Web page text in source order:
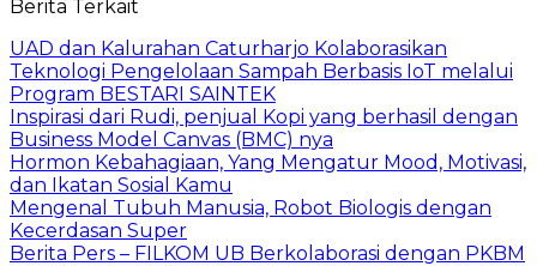
Berita Terkait
UAD dan Kalurahan Caturharjo Kolaborasikan
Teknologi Pengelolaan Sampah Berbasis IoT melalui
Program BESTARI SAINTEK
Inspirasi dari Rudi, penjual Kopi yang berhasil dengan
Business Model Canvas (BMC) nya
Hormon Kebahagiaan, Yang Mengatur Mood, Motivasi,
dan Ikatan Sosial Kamu
Mengenal Tubuh Manusia, Robot Biologis dengan
Kecerdasan Super
Berita Pers – FILKOM UB Berkolaborasi dengan PKBM